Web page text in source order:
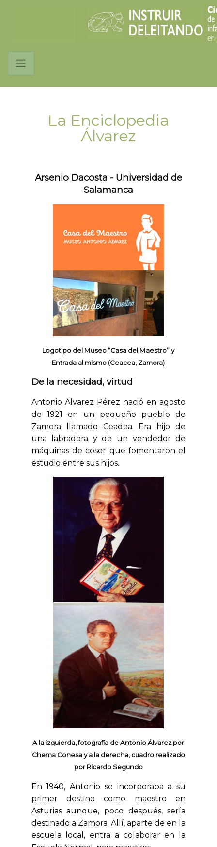
La Enciclopedia
Álvarez
Arsenio Dacosta - Universidad de
Salamanca
Logotipo del Museo “Casa del Maestro” y
Entrada al mismo (Ceacea, Zamora)
De la necesidad, virtud
Antonio Álvarez Pérez nació en agosto
de 1921 en un pequeño pueblo de
Zamora llamado Ceadea. Era hijo de
una labradora y de un vendedor de
máquinas de coser que fomentaron el
estudio entre sus hijos.
A la izquierda, fotografía de Antonio Álvarez por
Chema Conesa ya la derecha, cuadro realizado
por Ricardo Segundo
En 1940, Antonio se incorporaba a su
primer destino como maestro en
Asturias aunque, poco después, sería
destinado a Zamora. Allí, aparte de en la
escuela local, entra a colaborar en la